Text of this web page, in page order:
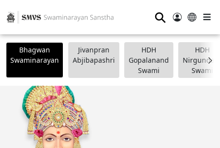
⚲
Bhagwan
Swaminarayan
Jivanpran
Abjibapashri
HDH
Gopalanand
Swami
HDH
Swami